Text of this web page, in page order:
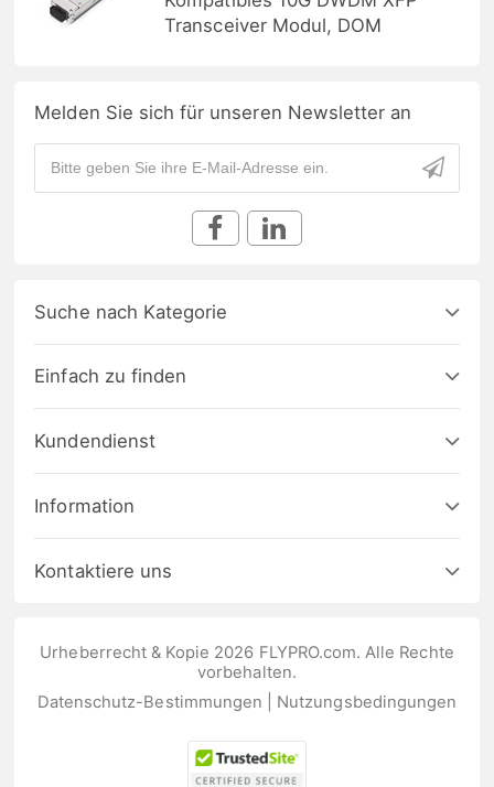
Transceiver Modul, DOM
Melden Sie sich für unseren Newsletter an
Suche nach Kategorie
Einfach zu finden
Kundendienst
Information
Kontaktiere uns
Urheberrecht & Kopie 2026 FLYPRO.com. Alle Rechte
vorbehalten.
Datenschutz-Bestimmungen
Nutzungsbedingungen